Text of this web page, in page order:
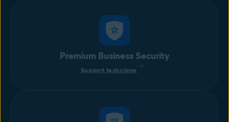
Premium Business Security
Support technique